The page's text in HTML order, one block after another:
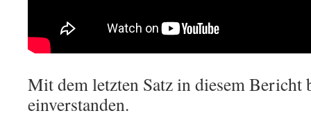
Mit dem letzten Satz in diesem Bericht
einverstanden.